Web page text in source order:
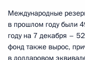
Международные
в прошлом году были
году на 7 декабря –
фонд также вырос,
в долларовом